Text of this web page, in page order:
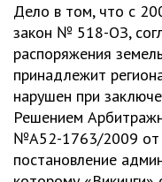
Дело в том, что с
закон № 518-ОЗ,
распоряжения
принадлежит
нарушен при
Решением
№А52-1763/2009 от
постановление